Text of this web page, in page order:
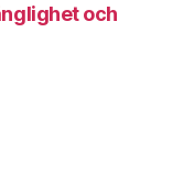
och